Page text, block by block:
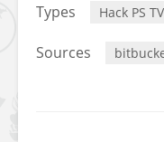
Types Hack PS TV
Sources